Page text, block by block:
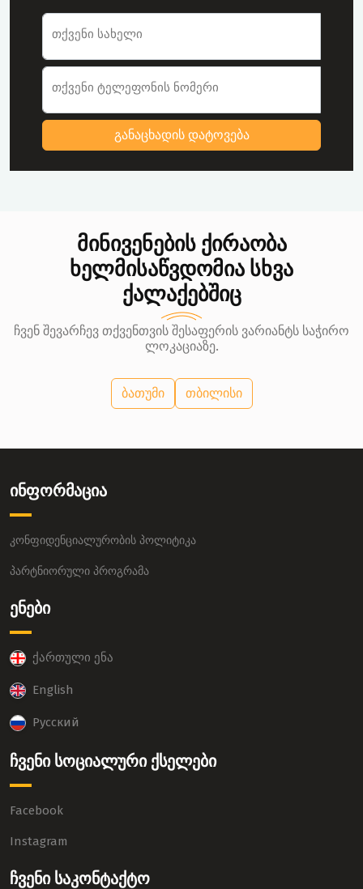
ავტომობილის ქირაობის
თქვენი სახელი
თქვენი ტელეფონის ნომერი
განაცხადის დატოვება
მინივენების ქირაობა
ხელმისაწვდომია სხვა
ქალაქებშიც
ჩვენ შევარჩევ თქვენთვის შესაფერის ვარიანტს საჭირო
ლოკაციაზე.
ბათუმი თბილისი
ინფორმაცია
კონფიდენციალურობის პოლიტიკა
პარტნიორული პროგრამა
ენები
ქართული ენა
English
Русский
ჩვენი სოციალური ქსელები
Facebook
Instagram
ჩვენი საკონტაქტო